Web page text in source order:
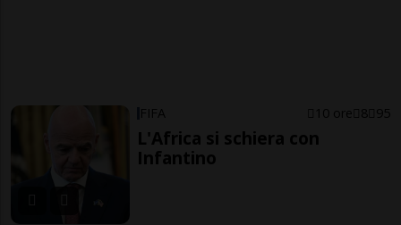
FIFA 10 ore 8 95
L'Africa si schiera con
Infantino